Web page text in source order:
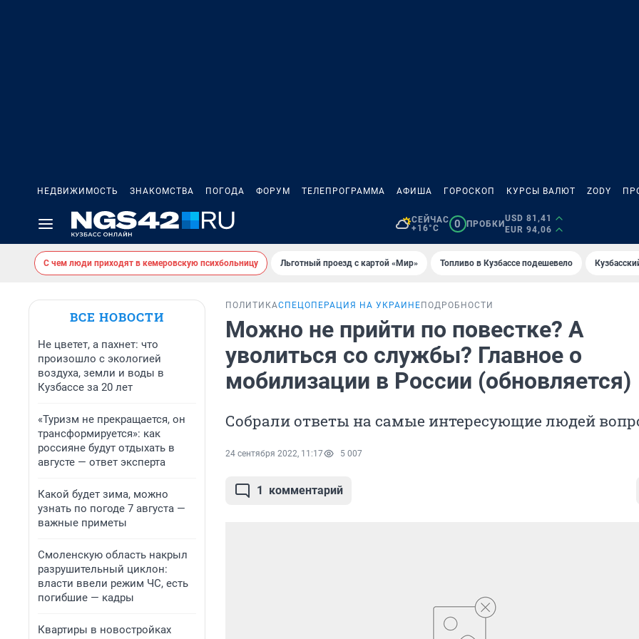
НЕДВИЖИМОСТЬ ЗНАКОМСТВА ПОГОДА ФОРУМ ТЕЛЕПРОГРАММА АФИША ГОРОСКОП КУРСЫ ВАЛЮТ ZODY
СЕЙЧАС
+16°C
0 ПРОБКИ
USD 81,41
EUR 94,06
С чем люди приходят в кемеровскую психбольницу Льготный проезд с картой «Мир» Топливо в Кузбассе подешевело
ВСЕ НОВОСТИ
Не цветет, а пахнет: что
произошло с экологией
воздуха, земли и воды в
Кузбассе за 20 лет
«Туризм не прекращается, он
трансформируется»: как
россияне будут отдыхать в
августе — ответ эксперта
Какой будет зима, можно
узнать по погоде 7 августа —
важные приметы
Смоленскую область накрыл
разрушительный циклон:
власти ввели режим ЧС, есть
погибшие — кадры
Квартиры в новостройках
ПОЛИТИКАСПЕЦОПЕРАЦИЯ НА УКРАИНЕ ПОДРОБНОСТИ
Можно не прийти по повестке? А
уволиться со службы? Главное о
мобилизации в России (обновляется)
Собрали ответы на самые интересующие людей
24 сентября 2022, 11:17 5 007
1 комментарий